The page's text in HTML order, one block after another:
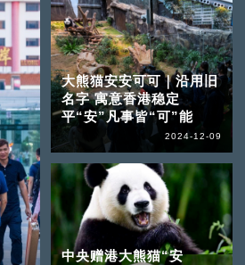
大熊猫安安可可｜沿用旧
名字 寓意香港稳定
平“安”凡事皆“可”能
2024-12-09
中央赠港大熊猫“安